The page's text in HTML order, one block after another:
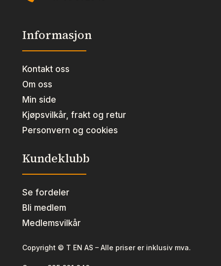
Informasjon
Kontakt oss
Om oss
Min side
Kjøpsvilkår, frakt og retur
Personvern og cookies
Kundeklubb
Se fordeler
Bli medlem
Medlemsvilkår
Copyright © T EN AS – Alle priser er inklusiv mva.